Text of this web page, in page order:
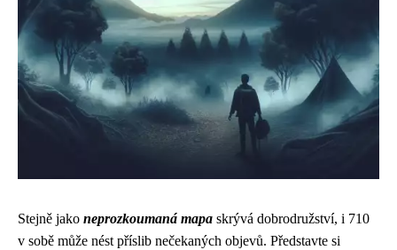
Stejně jako neprozkoumaná mapa skrývá dobrodružství, i 710
v sobě může nést příslib nečekaných objevů. Představte si